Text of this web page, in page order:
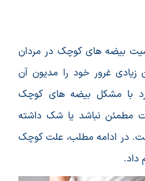
بیضه های کوچک در مردان
زیادی غرور خود را مدیون آن
با مشکل بیضه های کوچک
مطمئن نباشد یا شک داشته
در ادامه مطلب، علت کوچک
داد.